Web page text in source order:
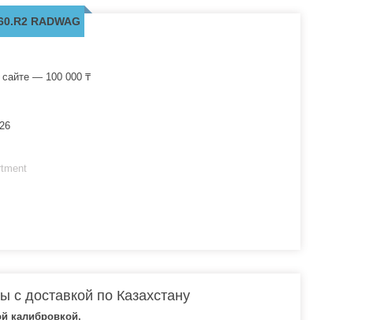
RADWAG
— 100 000 ₸
доставкой по Казахстану
калибровкой.